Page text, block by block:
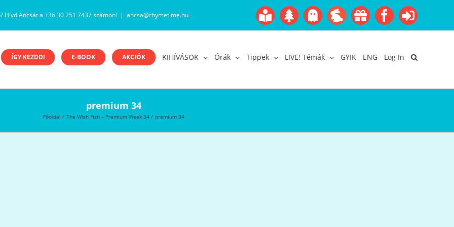
Hívd Ancsát a +36 30 251 7437 számon! | ancsa@rhymetime.hu
Boofairy
Gyerekangol
AdventHalloween
EasterAkcióFacebook
Login
ÍGY KEZDD! E-BOOK AKCIÓK KIHÍVÁSOK Órák Tippek LIVE! Témák GYIK ENG Log In
premium 34
Főoldal The Wish Fish – Premium Week 34 premium 34